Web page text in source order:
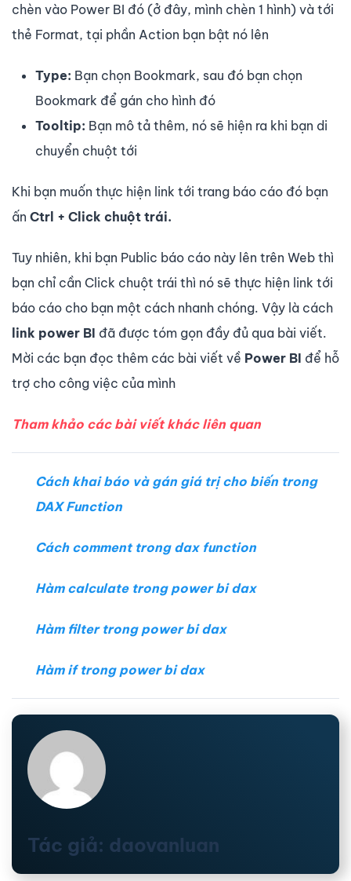
chèn vào Power BI đó (ở đây, mình chèn 1 hình) và tới
thẻ Format, tại phần Action bạn bật nó lên
Type: Bạn chọn Bookmark, sau đó bạn chọn
Bookmark để gán cho hình đó
Tooltip: Bạn mô tả thêm, nó sẽ hiện ra khi bạn di
chuyển chuột tới
Khi bạn muốn thực hiện link tới trang báo cáo đó bạn
ấn Ctrl + Click chuột trái.
Tuy nhiên, khi bạn Public báo cáo này lên trên Web thì
bạn chỉ cần Click chuột trái thì nó sẽ thực hiện link tới
báo cáo cho bạn một cách nhanh chóng. Vậy là cách
link power BI đã được tóm gọn đầy đủ qua bài viết.
Mời các bạn đọc thêm các bài viết về Power BI để hỗ
trợ cho công việc của mình
Tham khảo các bài viết khác liên quan
Cách khai báo và gán giá trị cho biến trong
DAX Function
Cách comment trong dax function
Hàm calculate trong power bi dax
Hàm filter trong power bi dax
Hàm if trong power bi dax
Tác giả: daovanluan